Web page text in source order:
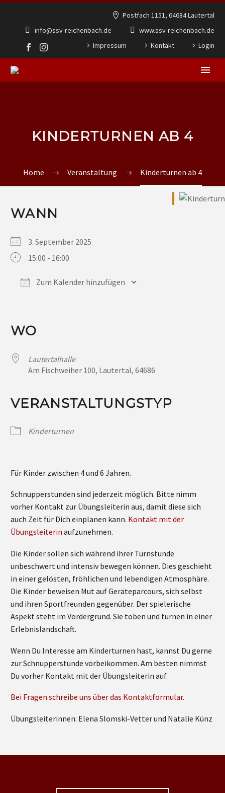
Postfach 1151, 64684 Lautertal
info@ssv-reichenbach.de
www.ssv-reichenbach.de
Impressum
Kontakt Login
KINDERTURNEN AB 4
Home Veranstaltung Kinderturnen ab 4
WANN
3. September 2025
15:00 - 16:00
Zum Kalender hinzufügen
WO
Lautertalhalle
Am Fischweiher 100, Lautertal, 64686
VERANSTALTUNGSTYP
Kinderturnen
Für Kinder zwischen 4 und 6 Jahren.
Schnupperstunden sind jederzeit möglich. Bitte nimm
vorher Kontakt zur Übungsleiterin aus, damit diese sich
auch Zeit für Dich einplanen kann. Kontakt mit der
Übungsleiterin aufzunehmen.
Die Kinder sollen sich während ihrer Turnstunde
unbeschwert und intensiv bewegen können. Dies geschieht
in einer gelösten, fröhlichen und lebendigen Atmosphäre.
Die Kinder beweisen Mut auf Geräteparcours, sich selbst
und ihren Sportfreunden gegenüber. Der spielerische
Aspekt steht im Vordergrund. Sie toben und turnen in einer
Erlebnislandschaft.
Wenn Du Interesse am Kinderturnen hast, kannst Du gerne
zur Schnupperstunde vorbeikommen. Am besten nimmst
Du vorher Kontakt mit der Übungsleiterin auf.
Bei Fragen schreibe uns über das Kontaktformular.
Übungsleiterinnen: Elena Slomski-Vetter und Natalie Künz